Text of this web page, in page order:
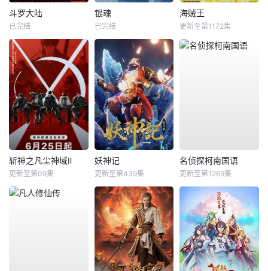
斗罗大陆
已完结
银魂
已完结
海贼王
更新至第1172集
斩神之凡尘神域Ⅱ
更新至第09集
妖神记
更新至第439集
名侦探柯南国语
更新至第1269集